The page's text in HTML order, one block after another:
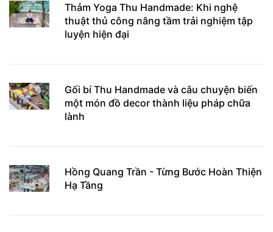
Thảm Yoga Thu Handmade: Khi nghệ
thuật thủ công nâng tầm trải nghiệm tập
luyện hiện đại
Gối bí Thu Handmade và câu chuyện biến
một món đồ decor thành liệu pháp chữa
lành
Hồng Quang Trần - Từng Bước Hoàn Thiện
Hạ Tầng